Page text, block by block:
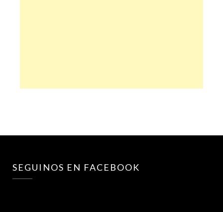
SEGUINOS EN FACEBOOK